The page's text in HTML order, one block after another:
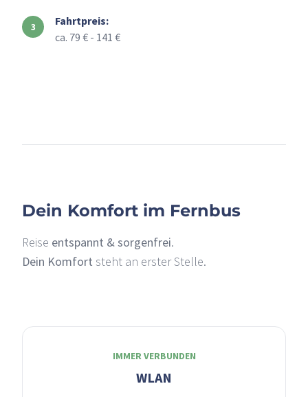
Fahrtpreis:
ca. 79 € - 141 €
Dein Komfort im Fernbus
Reise entspannt & sorgenfrei.
Dein Komfort steht an erster Stelle.
IMMER VERBUNDEN
WLAN